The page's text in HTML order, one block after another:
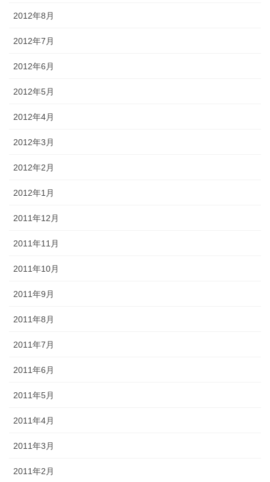
2012年8月
2012年7月
2012年6月
2012年5月
2012年4月
2012年3月
2012年2月
2012年1月
2011年12月
2011年11月
2011年10月
2011年9月
2011年8月
2011年7月
2011年6月
2011年5月
2011年4月
2011年3月
2011年2月